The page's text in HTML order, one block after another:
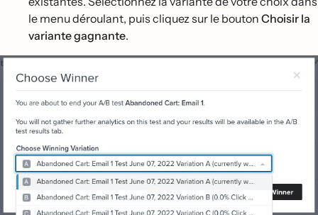
le menu déroulant, puis cliquez sur le bouton Choisir la
variante gagnante.